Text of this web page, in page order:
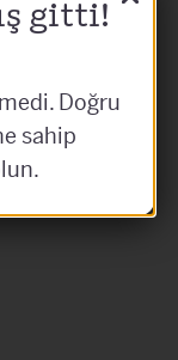
gitti!
Doğru
sahip